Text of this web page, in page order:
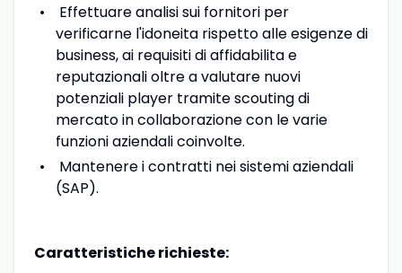
Effettuare analisi sui fornitori per
verificarne l'idoneita rispetto alle esigenze di
business, ai requisiti di affidabilita e
reputazionali oltre a valutare nuovi
potenziali player tramite scouting di
mercato in collaborazione con le varie
funzioni aziendali coinvolte.
Mantenere i contratti nei sistemi aziendali
(SAP).
Caratteristiche richieste: